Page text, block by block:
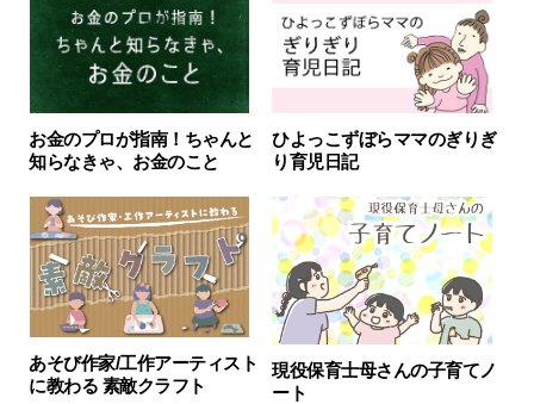
お金のプロが指南！ちゃんと
知らなきゃ、お金のこと
ひよっこずぼらママのぎりぎ
り育児日記
あそび作家/工作アーティスト
に教わる 素敵クラフト
現役保育士母さんの子育てノ
ート